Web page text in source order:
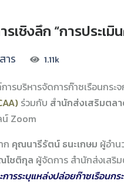
เชิงลึก “การประเ
าร 1.11k
ารบริหารจัดการก๊าซเรือนกร
ร่วมกับ สำนักส่งเสริมตล
น์ Zoom
ก คุณนารีรัตน์ ธนะเกษม ผู้อำ
โชติกุล ผู้จัดการ สำนักส่งเสริ
ารระบุแหล่งปล่อยก๊าซเรือนก